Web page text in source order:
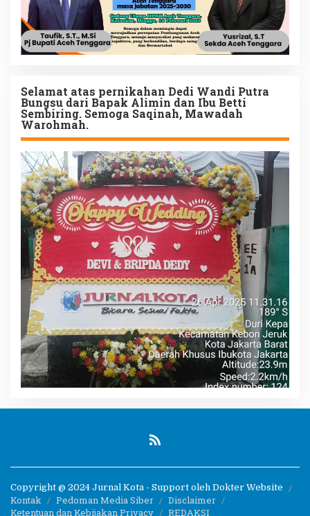
Selamat atas pernikahan Dedi Wandi Putra
Bungsu dari Bapak Alimin dan Ibu Betti
Sembiring. Semoga Saqinah, Mawadah
Warohmah.
Copyright @ 2024 Jurnal Kota - Support oleh Dokter Website
Kontak Pedoman Media Siber
Disclaimer
Ketentuan dan Kebijakan Privacy
REDAKSI